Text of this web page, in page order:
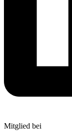
Mitglied bei